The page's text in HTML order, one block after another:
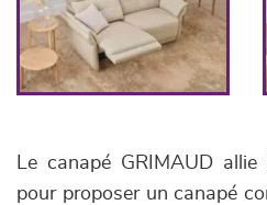
Le canapé GRIMAUD
pour proposer un canapé